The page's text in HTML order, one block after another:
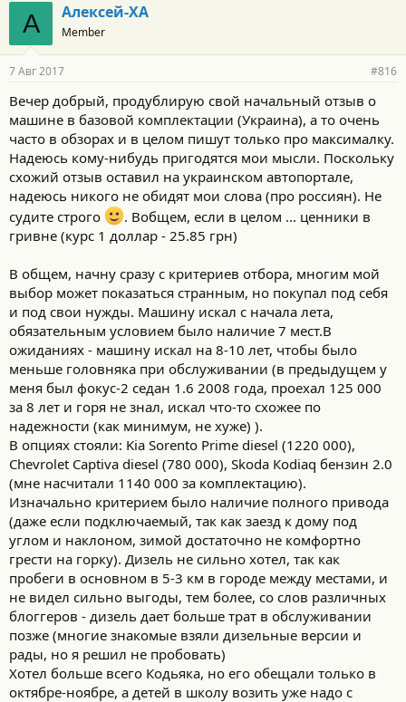
А Алексей-ХА
Member
7 Авг 2017 #816
Вечер добрый, продублирую свой начальный отзыв о
машине в базовой комплектации (Украина), а то очень
часто в обзорах и в целом пишут только про максималку.
Надеюсь кому-нибудь пригодятся мои мысли. Поскольку
схожий отзыв оставил на украинском автопортале,
надеюсь никого не обидят мои слова (про россиян). Не
судите строго
. Вобщем, если в целом ... ценники в
гривне (курс 1 доллар - 25.85 грн)
В общем, начну сразу с критериев отбора, многим мой
выбор может показаться странным, но покупал под себя
и под свои нужды. Машину искал с начала лета,
обязательным условием было наличие 7 мест.В
ожиданиях - машину искал на 8-10 лет, чтобы было
меньше головняка при обслуживании (в предыдущем у
меня был фокус-2 седан 1.6 2008 года, проехал 125 000
за 8 лет и горя не знал, искал что-то схожее по
надежности (как минимум, не хуже) ).
В опциях стояли: Kia Sorento Prime diesel (1220 000),
Chevrolet Captiva diesel (780 000), Skoda Кodiaq бензин 2.0
(мне насчитали 1140 000 за комплектацию).
Изначально критерием было наличие полного привода
(даже если подключаемый, так как заезд к дому под
углом и наклоном, зимой достаточно не комфортно
грести на горку). Дизель не сильно хотел, так как
пробеги в основном в 5-3 км в городе между местами, и
не видел сильно выгоды, тем более, со слов различных
блоггеров - дизель дает больше трат в обслуживании
позже (многие знакомые взяли дизельные версии и
рады, но я решил не пробовать)
Хотел больше всего Кодьяка, но его обещали только в
октябре-ноябре, а детей в школу возить уже надо с